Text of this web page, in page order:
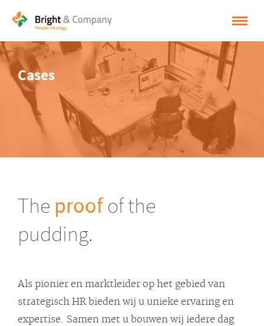
HOME
OPLOSSINGEN
INSPIRATIE
OVER BRIGHT & COMPANY
NEDERLANDS
Cases
The proofof the
pudding.
Als pionier en marktleider op het gebied van
strategisch HR bieden wij u unieke ervaring en
expertise. Samen met u bouwen wij iedere dag